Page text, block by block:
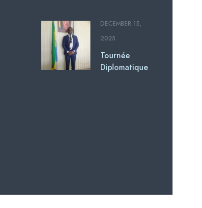
DECEMBER 15,
2025
Tournée
Diplomatique